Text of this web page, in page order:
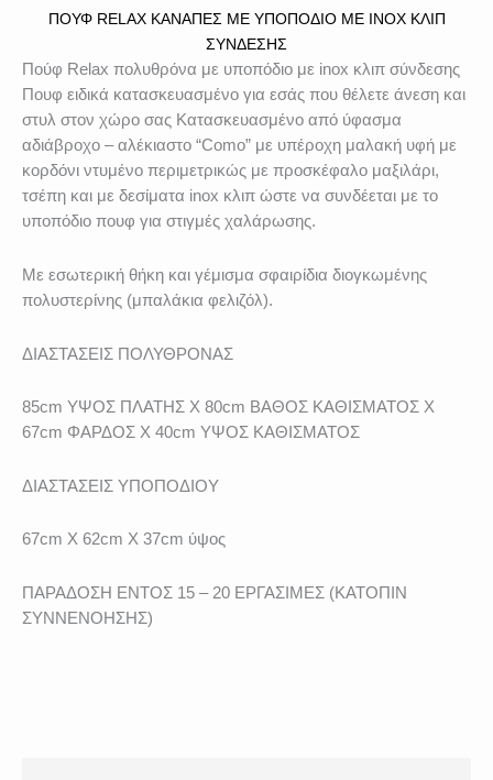
ΠΟΎΦ RELAX ΚΑΝΑΠΈΣ ΜΕ ΥΠΟΠΌΔΙΟ ΜΕ INOX ΚΛΙΠ
ΣΎΝΔΕΣΗΣ
Πούφ Relax πολυθρόνα με υποπόδιο με inox κλιπ σύνδεσης
Πουφ ειδικά κατασκευασμένο για εσάς που θέλετε άνεση και
στυλ στον χώρο σας Κατασκευασμένο από ύφασμα
αδιάβροχο – αλέκιαστο “Como” με υπέροχη μαλακή υφή με
κορδόνι ντυμένο περιμετρικώς με προσκέφαλο μαξιλάρι,
τσέπη και με δεσίματα inox κλιπ ώστε να συνδέεται με το
υποπόδιο πουφ για στιγμές χαλάρωσης.
Με εσωτερική θήκη και γέμισμα σφαιρίδια διογκωμένης
πολυστερίνης (μπαλάκια φελιζόλ).
ΔΙΑΣΤΑΣΕΙΣ ΠΟΛΥΘΡΟΝΑΣ
85cm ΥΨΟΣ ΠΛΑΤΗΣ X 80cm ΒΑΘΟΣ ΚΑΘΙΣΜΑΤΟΣ X
67cm ΦΑΡΔΟΣ X 40cm ΥΨΟΣ ΚΑΘΙΣΜΑΤΟΣ
ΔΙΑΣΤΑΣΕΙΣ ΥΠΟΠΟΔΙΟΥ
67cm X 62cm X 37cm ύψος
ΠΑΡΑΔΟΣΗ ΕΝΤΟΣ 15 – 20 ΕΡΓΑΣΙΜΕΣ (ΚΑΤΟΠΙΝ
ΣΥΝΝΕΝΟΗΣΗΣ)